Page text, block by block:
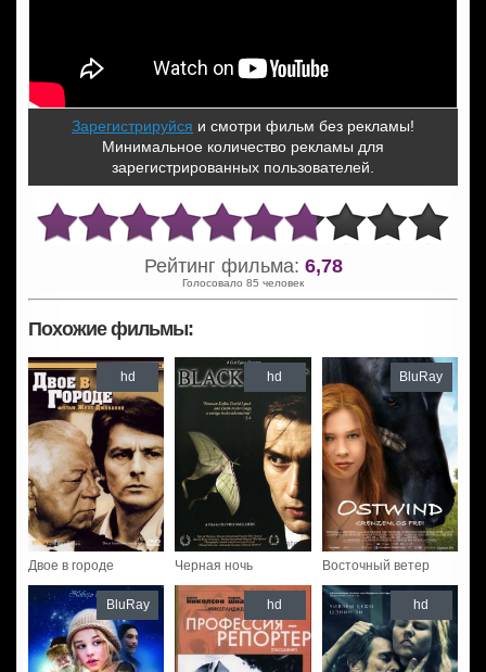
Зарегистрируйся и смотри фильм без рекламы!
Минимальное количество рекламы для
зарегистрированных пользователей.
Рейтинг фильма: 6,78
Голосовало 85 человек
Похожие фильмы:
Двое в городе
hd
Черная ночь
hd
Восточный ветер
BluRay
BluRay hd hd